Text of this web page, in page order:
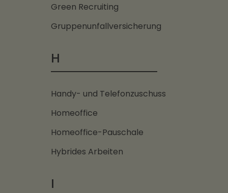
Green Recruiting
Gruppenunfallversicherung
H
Handy- und Telefonzuschuss
Homeoffice
Homeoffice-Pauschale
Hybrides Arbeiten
I